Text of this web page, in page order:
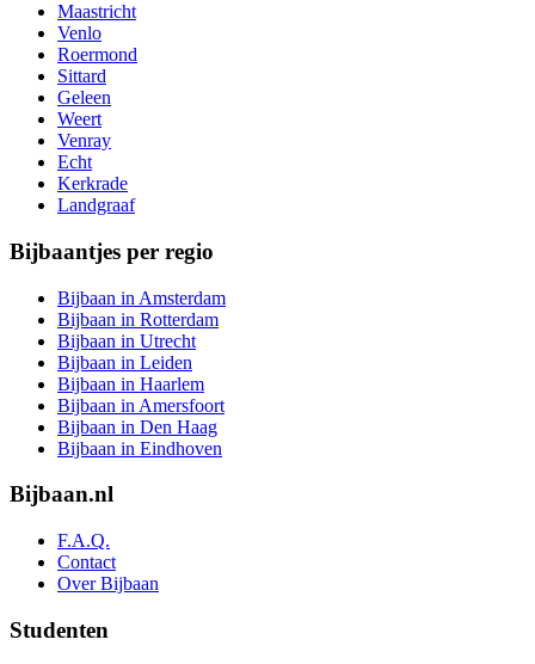
Maastricht
Venlo
Roermond
Sittard
Geleen
Weert
Venray
Echt
Kerkrade
Landgraaf
Bijbaantjes per regio
Bijbaan in Amsterdam
Bijbaan in Rotterdam
Bijbaan in Utrecht
Bijbaan in Leiden
Bijbaan in Haarlem
Bijbaan in Amersfoort
Bijbaan in Den Haag
Bijbaan in Eindhoven
Bijbaan.nl
F.A.Q.
Contact
Over Bijbaan
Studenten